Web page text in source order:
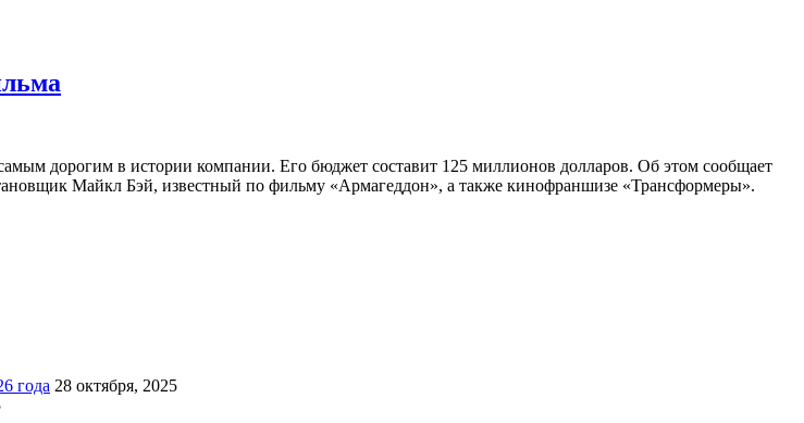
дорогим в истории компании. Его бюджет составит 125 миллионов долларов. Об этом сообщает
Майкл Бэй, известный по фильму «Армагеддон», а также кинофраншизе «Трансформеры».
года 28 октября, 2025